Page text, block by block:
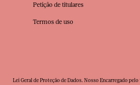
Petição de titulares
Termos de uso
Lei Geral de Proteção de Dados. Nosso Encarregado